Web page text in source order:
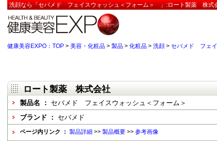
洗顔なら「セバメド フェイスウォッシュ＜フォーム＞ 」:ロート製薬 株式
健康美容EXPO：TOP > 美容・化粧品 > 製品 > 化粧品 > 洗顔 > セバメド フェ
ロート製薬 株式会社
製品名 ： セバメド フェイスウォッシュ＜フォーム＞
ブランド ： セバメド
ページ内リンク ： 製品詳細 >> 製品概要 >> 参考画像